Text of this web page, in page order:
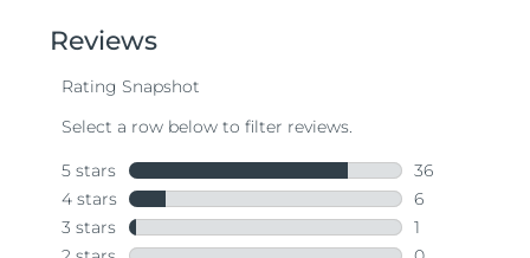
stars,
rating
value.
Same
page
link.